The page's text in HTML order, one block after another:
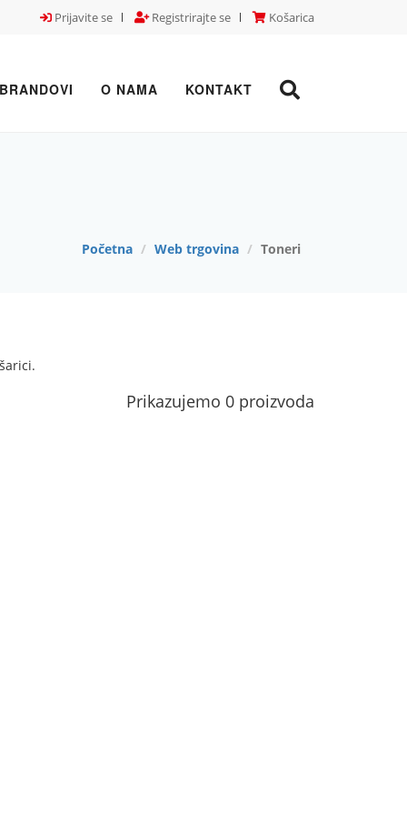
Prijavite se Registrirajte se Košarica
BRANDOVI O NAMA KONTAKT
Početna Web trgovina Toneri
Prikazujemo 0 proizvoda